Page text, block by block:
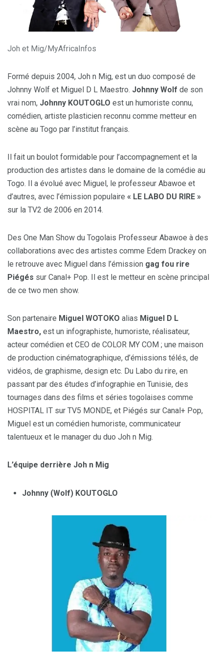
Joh et Mig/MyAfricaInfos
Formé depuis 2004, Joh n Mig, est un duo composé de
Johnny Wolf et Miguel D L Maestro. Johnny Wolf de son
vrai nom, Johnny KOUTOGLO est un humoriste connu,
comédien, artiste plasticien reconnu comme metteur en
scène au Togo par l’institut français.
Il fait un boulot formidable pour l’accompagnement et la
production des artistes dans le domaine de la comédie au
Togo. Il a évolué avec Miguel, le professeur Abawoe et
d’autres, avec l’émission populaire « LE LABO DU RIRE »
sur la TV2 de 2006 en 2014.
Des One Man Show du Togolais Professeur Abawoe à des
collaborations avec des artistes comme Edem Drackey on
le retrouve avec Miguel dans l’émission gag fou rire
Piégés sur Canal+ Pop. Il est le metteur en scène principal
de ce two men show.
Son partenaire Miguel WOTOKO alias Miguel D L
Maestro, est un infographiste, humoriste, réalisateur,
acteur comédien et CEO de COLOR MY COM ; une maison
de production cinématographique, d’émissions télés, de
vidéos, de graphisme, design etc. Du Labo du rire, en
passant par des études d’infographie en Tunisie, des
tournages dans des films et séries togolaises comme
HOSPITAL IT sur TV5 MONDE, et Piégés sur Canal+ Pop,
Miguel est un comédien humoriste, communicateur
talentueux et le manager du duo Joh n Mig.
L’équipe derrière Joh n Mig
Johnny (Wolf) KOUTOGLO